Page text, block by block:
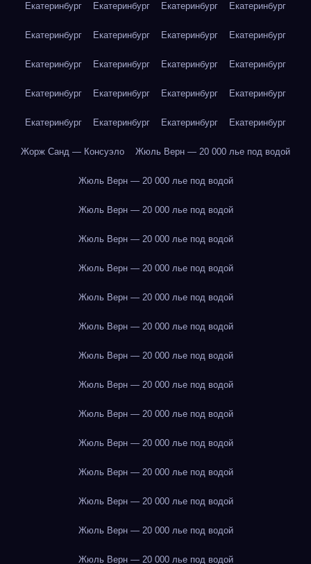
Екатеринбург Екатеринбург Екатеринбург Екатеринбург
Екатеринбург Екатеринбург Екатеринбург Екатеринбург
Екатеринбург Екатеринбург Екатеринбург Екатеринбург
Екатеринбург Екатеринбург Екатеринбург Екатеринбург
Екатеринбург Екатеринбург Екатеринбург Екатеринбург
Жорж Санд — Консуэло Жюль Верн — 20 000 лье под водой
Жюль Верн — 20 000 лье под водой
Жюль Верн — 20 000 лье под водой
Жюль Верн — 20 000 лье под водой
Жюль Верн — 20 000 лье под водой
Жюль Верн — 20 000 лье под водой
Жюль Верн — 20 000 лье под водой
Жюль Верн — 20 000 лье под водой
Жюль Верн — 20 000 лье под водой
Жюль Верн — 20 000 лье под водой
Жюль Верн — 20 000 лье под водой
Жюль Верн — 20 000 лье под водой
Жюль Верн — 20 000 лье под водой
Жюль Верн — 20 000 лье под водой
Жюль Верн — 20 000 лье под водой